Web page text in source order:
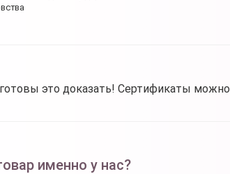
это доказать! Сертификаты можно
именно у нас?